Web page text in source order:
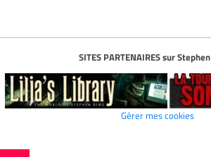
SITES PARTENAIRES sur
Gérer mes cookies